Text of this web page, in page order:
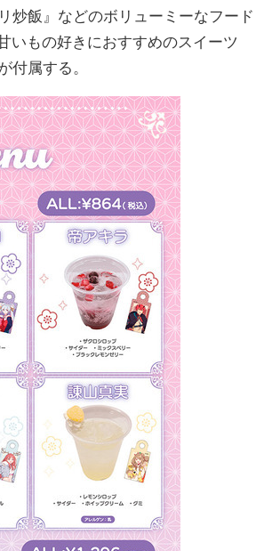
炒飯』などのボリューミーなフード
いもの好きにおすすめのスイーツ
付属する。